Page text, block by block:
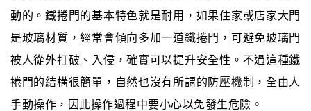
動的。鐵捲門的基本特色就是耐用，如果住家或店家大門
是玻璃材質，經常會傾向多加一道鐵捲門，可避免玻璃門
被人從外打破、入侵，確實可以提升安全性。不過這種鐵
捲門的結構很簡單，自然也沒有所謂的防壓機制，全由人
手動操作，因此操作過程中要小心以免發生危險。